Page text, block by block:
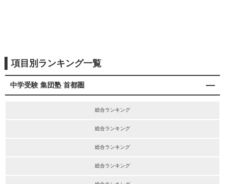
項目別ランキング一覧
中学受験 集団塾 首都圏
総合ランキング
総合ランキング
総合ランキング
総合ランキング